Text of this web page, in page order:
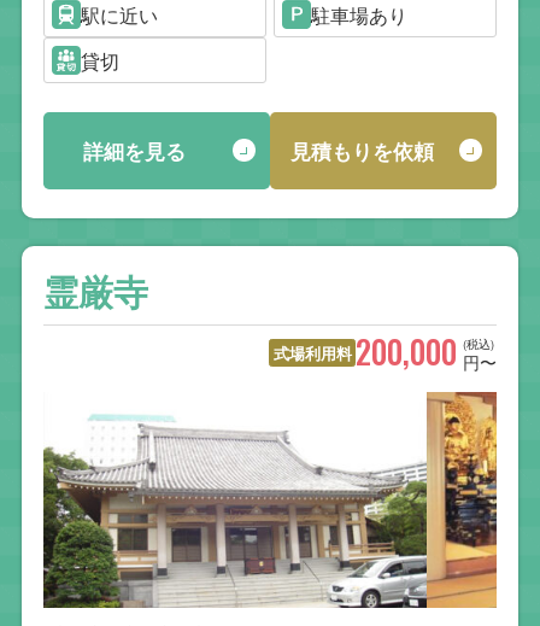
駅に近い
駐車場あり
貸切
詳細を見る 見積もりを依頼
霊厳寺
式場利用料 (税込)
200,000 円〜